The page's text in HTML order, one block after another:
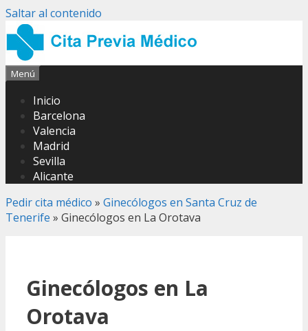
Saltar al contenido
Menú
Inicio
Barcelona
Valencia
Madrid
Sevilla
Alicante
Pedir cita médico » Ginecólogos en Santa Cruz de
Tenerife » Ginecólogos en La Orotava
Ginecólogos en La
Orotava